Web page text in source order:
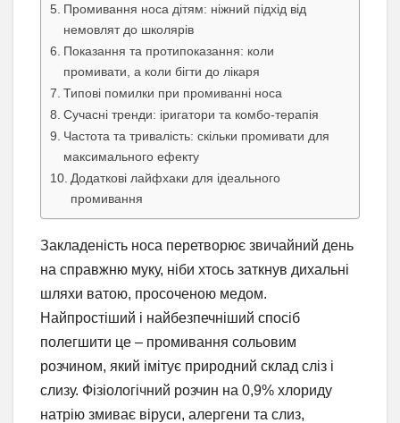
Промивання носа дітям: ніжний підхід від
немовлят до школярів
Показання та протипоказання: коли
промивати, а коли бігти до лікаря
Типові помилки при промиванні носа
Сучасні тренди: іригатори та комбо-терапія
Частота та тривалість: скільки промивати для
максимального ефекту
Додаткові лайфхаки для ідеального
промивання
Закладеність носа перетворює звичайний день
на справжню муку, ніби хтось заткнув дихальні
шляхи ватою, просоченою медом.
Найпростіший і найбезпечніший спосіб
полегшити це – промивання сольовим
розчином, який імітує природний склад сліз і
слизу. Фізіологічний розчин на 0,9% хлориду
натрію змиває віруси, алергени та слиз,